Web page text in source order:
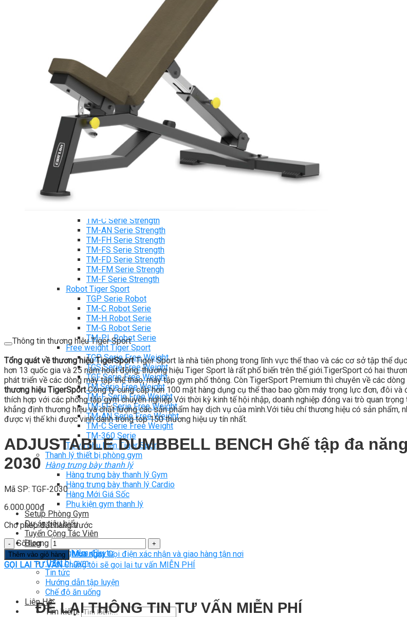
Máy chèo thuyền Spirit
Máy tập phục hồi chức năng Spirit
SP3 Serie Strength Spirit
SP4 Serie Strength Spirit
Free weight Spirit
Tiger Sport Serie
Cardio Tiger Sport
Máy chạy bộ Tiger Sport
Xe đạp tập Tiger Sport
Xe đạp ngồi có tựa lưng Tiger Sport
Máy trượt tuyết Tiger Sport
Máy chèo thuyền Tiger Sport
Strength Tiger Sport
TGP Serie Strength
TGP 20 Serie Strength
TGS Serie Strength
TM-C Serie Strength
TM-AN Serie Strength
TM-FH Serie Strength
TM-FS Serie Strength
TM-FD Serie Strength
TM-FM Serie Strengh
TM-F Serie Strength
Robot Tiger Sport
TGP Serie Robot
TM-C Robot Serie
TM-H Robot Serie
TM-G Robot Serie
TM-PL Robot Serie
Free weight Tiger Sport
TGP Serie Free Weight
TGS Serie Free Weight
TGF Serie Free Weight
TM Serie Free Weight
TM-F Serie Free Weight
TM-FF Serie Free Weight
TM-AN Serie Free Weight
TM-C Serie Free Weight
TM-360 Serie
Tạ và phụ kiện Tiger Sport
Thanh lý thiết bị phòng gym
Hàng trưng bày thanh lý
Hàng trưng bày thanh lý Gym
Hàng trưng bày thanh lý Cardio
Hàng Mới Giá Sốc
Phụ kiện gym thanh lý
Setup Phòng Gym
Dự án tiêu biểu
Tuyển Cộng Tác Viên
Blog
Kinh nghiệm đầu tư
Thiết bị gym
Tin tức
Hướng dẫn tập luyện
Chế độ ăn uống
Liên Hệ
Tìm kiếm:
Thông tin thương hiệu Tiger Sport
Tổng quát về thương hiệu TigerSportTiger Sport là nhà tiên phong trong lĩnh vực thể thao và các cơ sở tập thể
hơn 13 quốc gia và 25 năm hoạt động, thương hiệu Tiger Sport là rất phổ biến trên thế giới.TigerSport có hai
phát triển về các dòng máy tập thể thao, máy tập gym phổ thông. Còn TigerSport Premium thì chuyên về các
thương hiệu TigerSportCông ty cung cấp hơn 100 mặt hàng dụng cụ thể thao bao gồm máy trọng lực đơn, đôi
thích hợp với các phòng tập gym chuyên nghiệp.Với thời kỳ kinh tế hội nhập, doanh nghiệp đóng vai trò quan
khẳng định thương hiệu và chất lượng các sản phẩm hay dịch vụ của mình.Với tiêu chí thương hiệu có sản
được vị thế khi được vinh danh trong top 150 thương hiệu uy tín nhất.
ADJUSTABLE DUMBBELL BENCH Ghế tập đa
2030
Mã SP: TGF-2030
6.000.000₫
Cho phép đặt hàng trước
Số lượng
Thêm vào giỏ hàng Mua ngay Gọi điện xác nhận và giao hàng tận nơi
GỌI LẠI TƯ VẤN Chúng tôi sẽ gọi lại tư vấn MIỄN PHÍ
ĐỂ LẠI THÔNG TIN TƯ VẤN MIỄN PHÍ